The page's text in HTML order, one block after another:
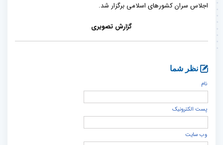
اجلاس سران کشورهای اسلامی برگزار شد.
گزارش تصویری
نظر شما
نام
پست الكترونيک
وب سایت